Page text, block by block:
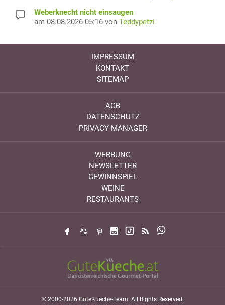
Weberknecht nicht einsaugen
am 08.08.2026 05:16 von Teddypetzi
IMPRESSUM
KONTAKT
SITEMAP
AGB
DATENSCHUTZ
PRIVACY MANAGER
WERBUNG
NEWSLETTER
GEWINNSPIEL
WEINE
RESTAURANTS
© 2000-2026 GuteKueche-Team. All Rights Reserved.